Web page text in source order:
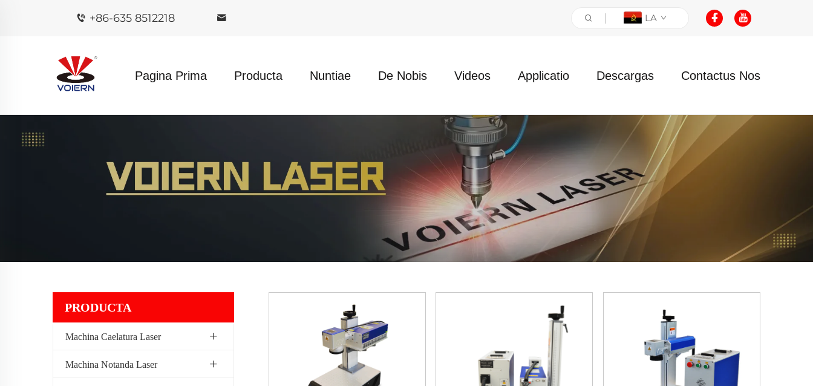
+86-635 8512218 LA
Pagina Prima Producta Nuntiae De Nobis Videos Applicatio Descargas Contactus Nos
PRODUCTA
Machina Caelatura Laser
Machina Notanda Laser